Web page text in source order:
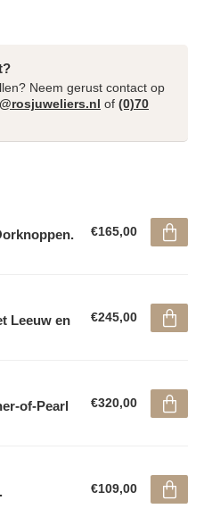
Neem gerust contact op
of (0)70
€165,00
Leeuw en
€245,00
of-Pearl
€320,00
€109,00